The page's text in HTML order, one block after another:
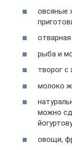
овсяные
рыба и
творог с
молоко
можно
овощи,